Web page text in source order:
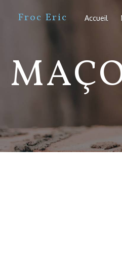
Froc Eric Accueil